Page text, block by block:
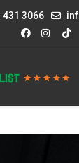
431 3066